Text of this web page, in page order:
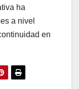
ha
a nivel
en